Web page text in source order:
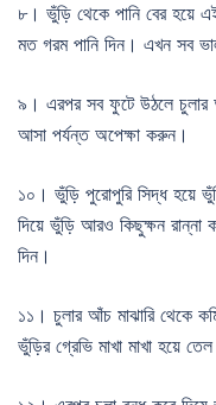
৮। ভুঁড়ি থেকে পানি বের হয়ে
মত গরম পানি দিন। এখন সব
৯। এরপর সব ফুটে উঠলে চুলার
আসা পর্যন্ত অপেক্ষা করুন।
১০। ভুঁড়ি পুরোপুরি সিদ্ধ হয়ে
দিয়ে ভুঁড়ি আরও কিছুক্ষন রান্না
দিন।
১১। চুলার আঁচ মাঝারি থেকে
ভুঁড়ির গ্রেভি মাখা মাখা হয়ে